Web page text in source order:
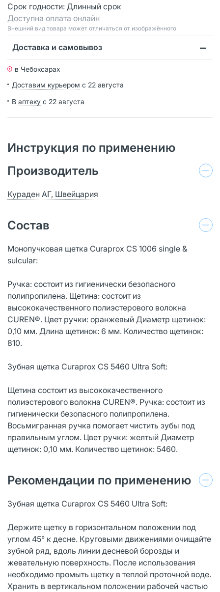
Срок годности: Длинный срок
Доступна оплата онлайн
Bнешний вид товара может отличаться от изображённого
Доставка и самовывоз
в Чебоксарах
Доставим курьером с 22 августа
В аптеку с 22 августа
Инструкция по применению
Производитель
Кураден АГ, Швейцария
Состав
Монопучковая щетка Curaprox CS 1006 single &
sulcular:
Ручка: состоит из гигиенически безопасного
полипропилена. Щетина: состоит из
высококачественного полиэстерового волокна
CUREN®. Цвет ручки: оранжевый Диаметр щетинок:
0,10 мм. Длина щетинок: 6 мм. Количество щетинок:
810.
Зубная щетка Curaprox CS 5460 Ultra Soft:
Щетина состоит из высококачественного
полиэстерового волокна CUREN®. Ручка: состоит из
гигиенически безопасного полипропилена.
Восьмигранная ручка помогает чистить зубы под
правильным углом. Цвет ручки: желтый Диаметр
щетинок: 0,10 мм. Количество щетинок: 5460.
Рекомендации по применению
Зубная щетка Curaprox CS 5460 Ultra Soft:
Держите щетку в горизонтальном положении под
углом 45° к десне. Круговыми движениями очищайте
зубной ряд, вдоль линии десневой борозды и
жевательную поверхность. После использования
необходимо промыть щетку в теплой проточной воде.
Хранить в вертикальном положении рабочей частью